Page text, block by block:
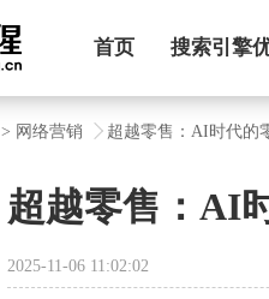
首页 搜索引擎
> 网络营销 超越零售：AI时代的
超越零售：AI
2025-11-06 11:02:02